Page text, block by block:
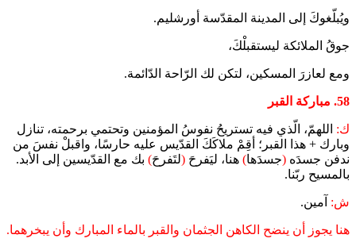
ويُبلّغوكَ إلى المدينة المقدّسة أورشليم.
جوقُ الملائكة ليستقبلْكَ،
ومع لعازرَ المسكين، لتكن لك الرّاحة الدّائمة.
58. مباركة القبر
ك: اللهمّ، الّذي فيه تستريحُ نفوسُ المؤمنين وتحتمي برحمته، تنازل
وبارك + هذا القبر؛ أقِمْ ملاكَكَ القدّيس عليه حارسًا، واقبلْ نفسَ من
ندفن جسدَه (جسدَها) هنا، ليَفرحَ (لتَفرحَ) بك مع القدّيسين إلى الأبد.
بالمسيح ربّنا.
ش: آمين.
هنا يجوز أن ينضح الكاهن الجثمان والقبر بالماء المبارك وأن يبخرهما.